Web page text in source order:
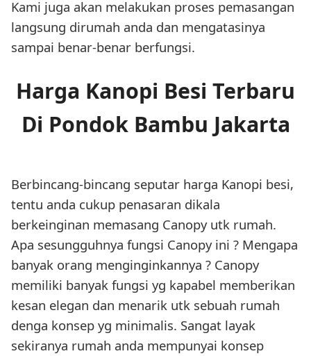
Kami juga akan melakukan proses pemasangan
langsung dirumah anda dan mengatasinya
sampai benar-benar berfungsi.
Harga Kanopi Besi Terbaru
Di Pondok Bambu Jakarta
Berbincang-bincang seputar harga Kanopi besi,
tentu anda cukup penasaran dikala
berkeinginan memasang Canopy utk rumah.
Apa sesungguhnya fungsi Canopy ini ? Mengapa
banyak orang menginginkannya ? Canopy
memiliki banyak fungsi yg kapabel memberikan
kesan elegan dan menarik utk sebuah rumah
denga konsep yg minimalis. Sangat layak
sekiranya rumah anda mempunyai konsep